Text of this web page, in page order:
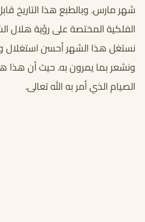
شهر مارس. وبالطبع هذا التاريخ
الفلكية المختصة على رؤية هلال
نستغل هذا الشهر أحسن استغلال
ونشعر بما يمرون به. حيث أن
الصيام الذي أمر به الله تعالى.